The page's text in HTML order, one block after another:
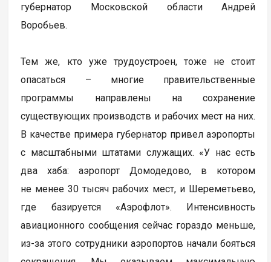
губернатор Московской области Андрей
Воробьев.
Тем же, кто уже трудоустроен, тоже не стоит
опасаться – многие правительственные
программы направлены на сохранение
существующих производств и рабочих мест на них.
В качестве примера губернатор привел аэропорты
с масштабными штатами служащих. «У нас есть
два хаба: аэропорт Домодедово, в котором
не менее 30 тысяч рабочих мест, и Шереметьево,
где базируется «Аэрофлот». Интенсивность
авиационного сообщения сейчас гораздо меньше,
из-за этого сотрудники аэропортов начали бояться